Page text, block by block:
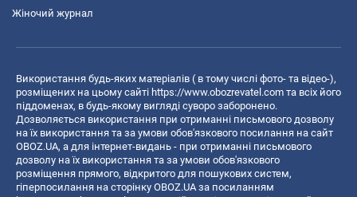
Жіночий журнал
Використання будь-яких матеріалів ( в тому числі фото- та відео-),
розміщених на цьому сайті https://www.obozrevatel.com та всіх його
піддоменах, в будь-якому вигляді суворо заборонено.
Дозволяється використання при отриманні письмового дозволу
на їх використання та за умови обов'язкового посилання на сайт
OBOZ.UA, а для інтернет-видань - при отриманні письмового
дозволу на їх використання та за умови обов'язкового
розміщення прямого, відкритого для пошукових систем,
гіперпосилання на сторінку OBOZ.UA за посиланням